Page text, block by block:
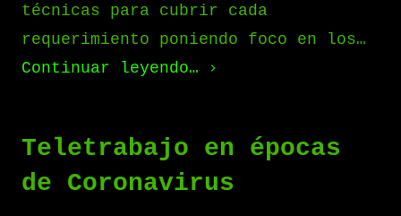
técnicas para cubrir cada
requerimiento poniendo foco en los…
Continuar leyendo…
Teletrabajo en épocas
de Coronavirus